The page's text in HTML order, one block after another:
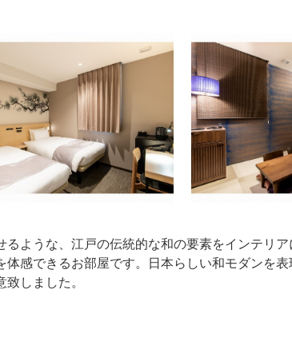
ような、江戸の伝統的な和の要素をインテリ
感できるお部屋です。日本らしい和モダンを
しました。